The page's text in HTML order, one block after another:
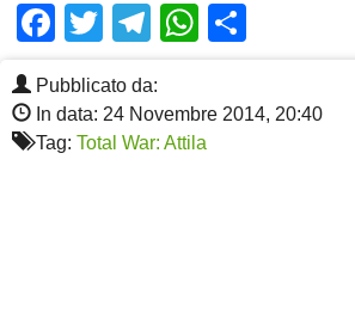
Facebook
TwitterTelegram
WhatsApp
Pubblicato da:
In data: 24 Novembre 2014, 20:40
Tag: Total War: Attila